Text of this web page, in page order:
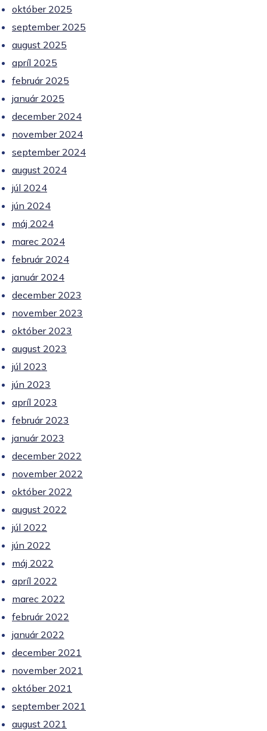
október 2025
september 2025
august 2025
apríl 2025
február 2025
január 2025
december 2024
november 2024
september 2024
august 2024
júl 2024
jún 2024
máj 2024
marec 2024
február 2024
január 2024
december 2023
november 2023
október 2023
august 2023
júl 2023
jún 2023
apríl 2023
február 2023
január 2023
december 2022
november 2022
október 2022
august 2022
júl 2022
jún 2022
máj 2022
apríl 2022
marec 2022
február 2022
január 2022
december 2021
november 2021
október 2021
september 2021
august 2021